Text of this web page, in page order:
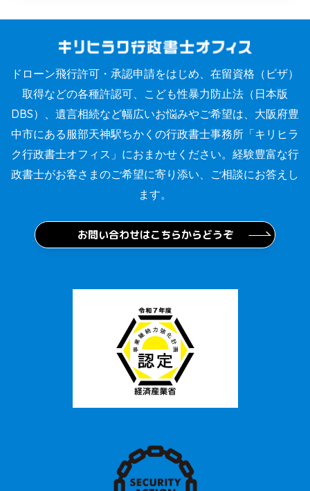
ドローン飛行許可・承認申請をはじめ、在留資格（ビザ）
取得などの各種許認可、こども性暴力防止法（日本版
DBS）、遺言相続など幅広いお悩みやご希望は、大阪府豊
中市にある服部天神駅ちかくの行政書士事務所「キリヒラ
ク行政書士オフィス」におまかせください。経験豊富な行
政書士がお客さまのご希望に寄り添い、ご相談にお答えし
ます。
お問い合わせはこちらからどうぞ